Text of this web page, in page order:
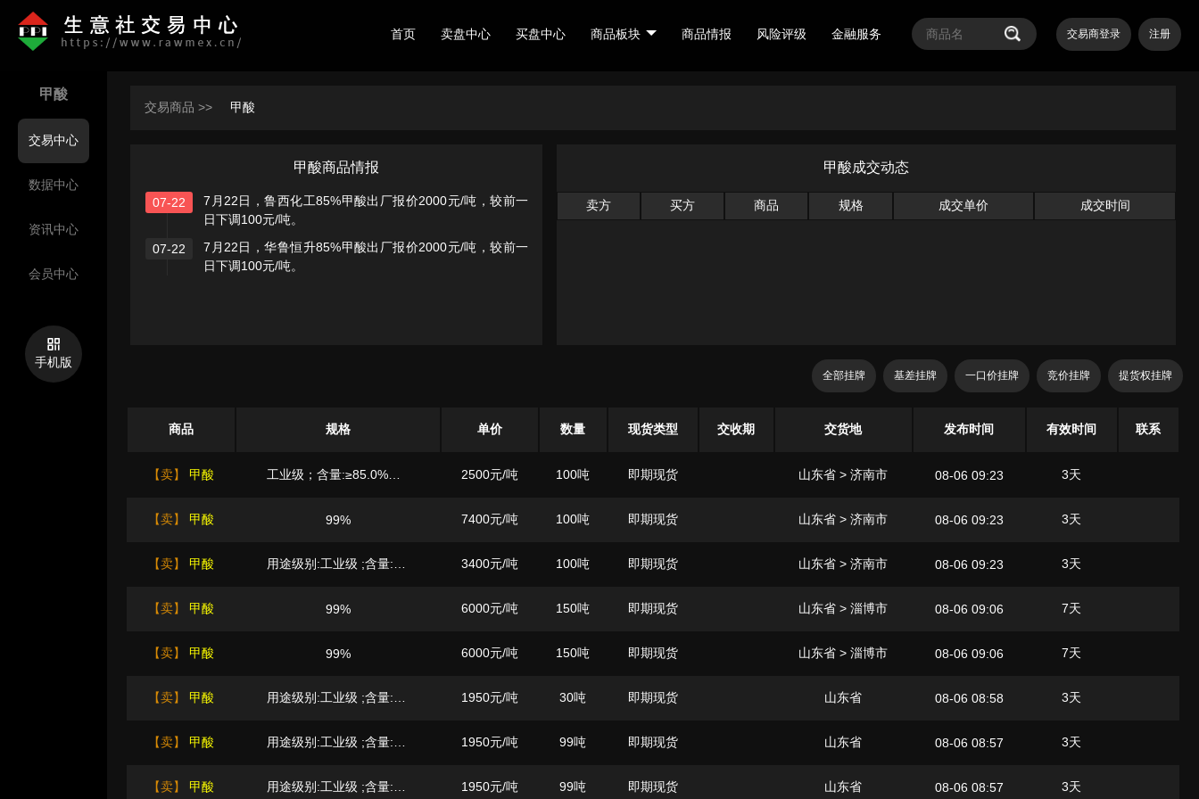
交易商登录 注册
首页 卖盘中心 买盘中心 商品板块 商品情报 风险评级 金融服务
甲酸
交易中心
数据中心
资讯中心
会员中心
手机版
交易商品 >> 甲酸
甲酸商品情报
07-22
7月22日，鲁西化工85%甲酸出厂报价2000元/吨，较前一
日下调100元/吨。
07-22
7月22日，华鲁恒升85%甲酸出厂报价2000元/吨，较前一
日下调100元/吨。
甲酸成交动态
卖方 买方 商品 规格 成交单价 成交时间
提货权挂牌
竞价挂牌
一口价挂牌
基差挂牌
全部挂牌
商品 规格 单价 数量 现货类型 交收期 交货地 发布时间 有效时间 联系
【卖】 甲酸 工业级；含量:≥85.0%；优等品； 2500元/吨 100吨 即期现货 山东省 > 济南市 08-06 09:23 3天
【卖】 甲酸 99% 7400元/吨 100吨 即期现货 山东省 > 济南市 08-06 09:23 3天
【卖】 甲酸 3400元/吨 100吨 即期现货 山东省 > 济南市 08-06 09:23 3天
【卖】 甲酸 99% 6000元/吨 150吨 即期现货 山东省 > 淄博市 08-06 09:06 7天
【卖】 甲酸 99% 6000元/吨 150吨 即期现货 山东省 > 淄博市 08-06 09:06 7天
【卖】 甲酸 1950元/吨 30吨 即期现货 山东省 08-06 08:58 3天
【卖】 甲酸 1950元/吨 99吨 即期现货 山东省 08-06 08:57 3天
【卖】 甲酸 1950元/吨 99吨 即期现货 山东省 08-06 08:57 3天